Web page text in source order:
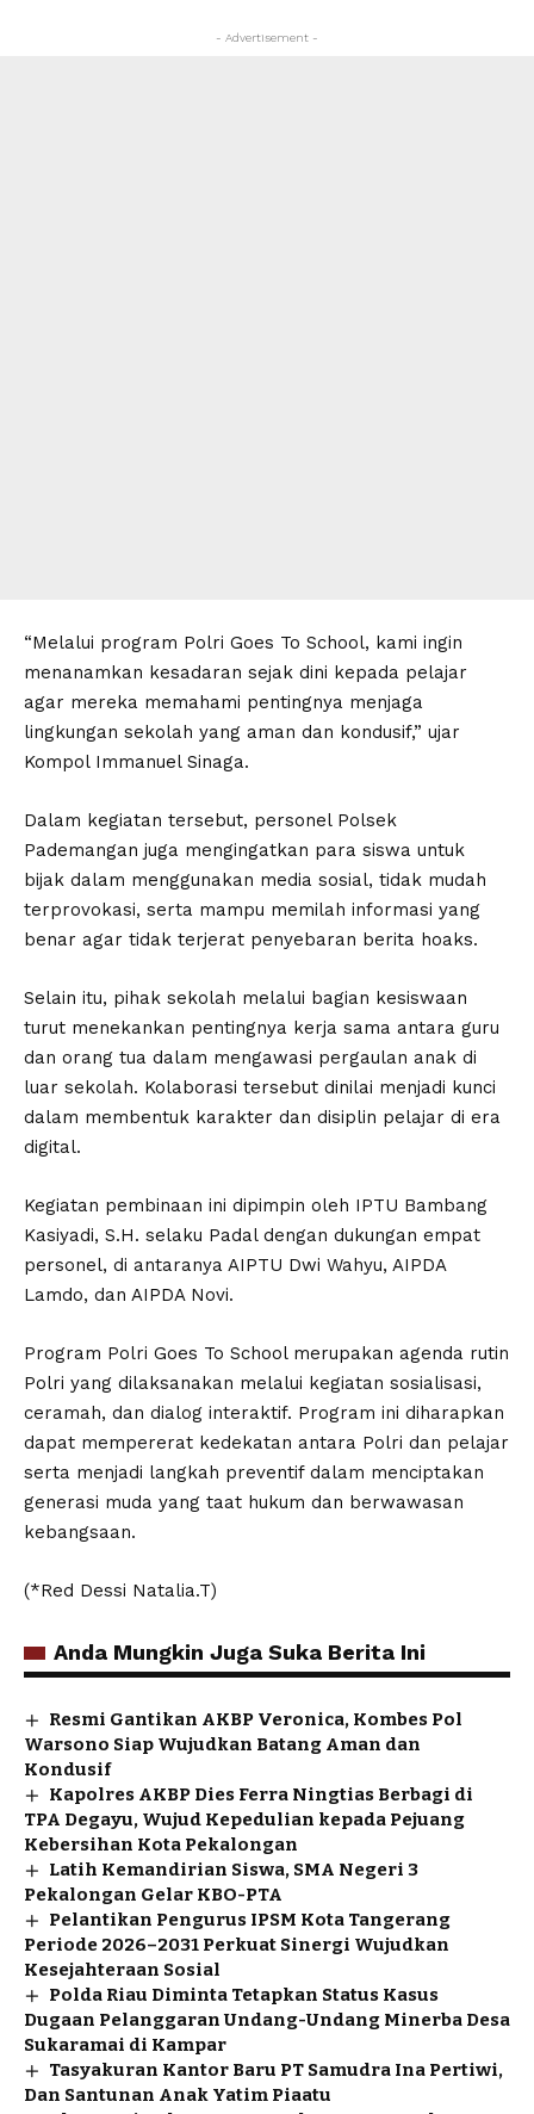
- Advertisement -
“Melalui program Polri Goes To School, kami ingin
menanamkan kesadaran sejak dini kepada pelajar
agar mereka memahami pentingnya menjaga
lingkungan sekolah yang aman dan kondusif,” ujar
Kompol Immanuel Sinaga.
Dalam kegiatan tersebut, personel Polsek
Pademangan juga mengingatkan para siswa untuk
bijak dalam menggunakan media sosial, tidak mudah
terprovokasi, serta mampu memilah informasi yang
benar agar tidak terjerat penyebaran berita hoaks.
Selain itu, pihak sekolah melalui bagian kesiswaan
turut menekankan pentingnya kerja sama antara guru
dan orang tua dalam mengawasi pergaulan anak di
luar sekolah. Kolaborasi tersebut dinilai menjadi kunci
dalam membentuk karakter dan disiplin pelajar di era
digital.
Kegiatan pembinaan ini dipimpin oleh IPTU Bambang
Kasiyadi, S.H. selaku Padal dengan dukungan empat
personel, di antaranya AIPTU Dwi Wahyu, AIPDA
Lamdo, dan AIPDA Novi.
Program Polri Goes To School merupakan agenda rutin
Polri yang dilaksanakan melalui kegiatan sosialisasi,
ceramah, dan dialog interaktif. Program ini diharapkan
dapat mempererat kedekatan antara Polri dan pelajar
serta menjadi langkah preventif dalam menciptakan
generasi muda yang taat hukum dan berwawasan
kebangsaan.
(*Red Dessi Natalia.T)
Anda Mungkin Juga Suka Berita Ini
Resmi Gantikan AKBP Veronica, Kombes Pol
Warsono Siap Wujudkan Batang Aman dan
Kondusif
Kapolres AKBP Dies Ferra Ningtias Berbagi di
TPA Degayu, Wujud Kepedulian kepada Pejuang
Kebersihan Kota Pekalongan
Latih Kemandirian Siswa, SMA Negeri 3
Pekalongan Gelar KBO-PTA
Pelantikan Pengurus IPSM Kota Tangerang
Periode 2026–2031 Perkuat Sinergi Wujudkan
Kesejahteraan Sosial
Polda Riau Diminta Tetapkan Status Kasus
Dugaan Pelanggaran Undang-Undang Minerba Desa
Sukaramai di Kampar
Tasyakuran Kantor Baru PT Samudra Ina Pertiwi,
Dan Santunan Anak Yatim Piaatu